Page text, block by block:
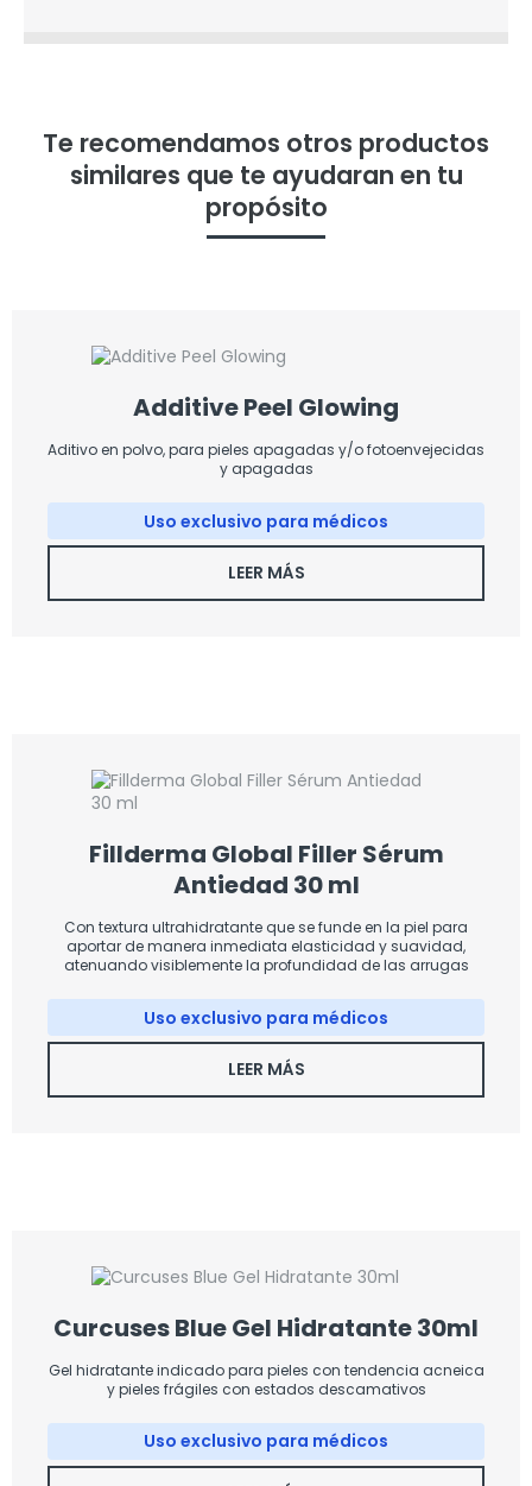
Te recomendamos otros productos
similares que te ayudaran en tu
propósito
Additive Peel Glowing
Aditivo en polvo, para pieles apagadas y/o fotoenvejecidas
y apagadas
Uso exclusivo para médicos
LEER MÁS
Fillderma Global Filler Sérum
Antiedad 30 ml
Con textura ultrahidratante que se funde en la piel para
aportar de manera inmediata elasticidad y suavidad,
atenuando visiblemente la profundidad de las arrugas
Uso exclusivo para médicos
LEER MÁS
Curcuses Blue Gel Hidratante 30ml
Gel hidratante indicado para pieles con tendencia acneica
y pieles frágiles con estados descamativos
Uso exclusivo para médicos